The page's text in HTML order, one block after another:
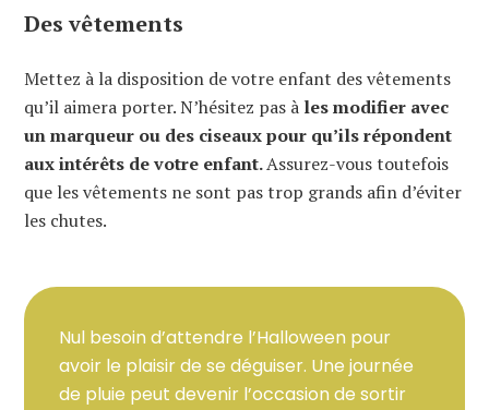
Des vêtements
Mettez à la disposition de votre enfant des vêtements
qu’il aimera porter. N’hésitez pas à les modifier avec
un marqueur ou des ciseaux pour qu’ils répondent
aux intérêts de votre enfant.Assurez-vous toutefois
que les vêtements ne sont pas trop grands afin d’éviter
les chutes.
Nul besoin d’attendre l’Halloween pour
avoir le plaisir de se déguiser. Une journée
de pluie peut devenir l’occasion de sortir